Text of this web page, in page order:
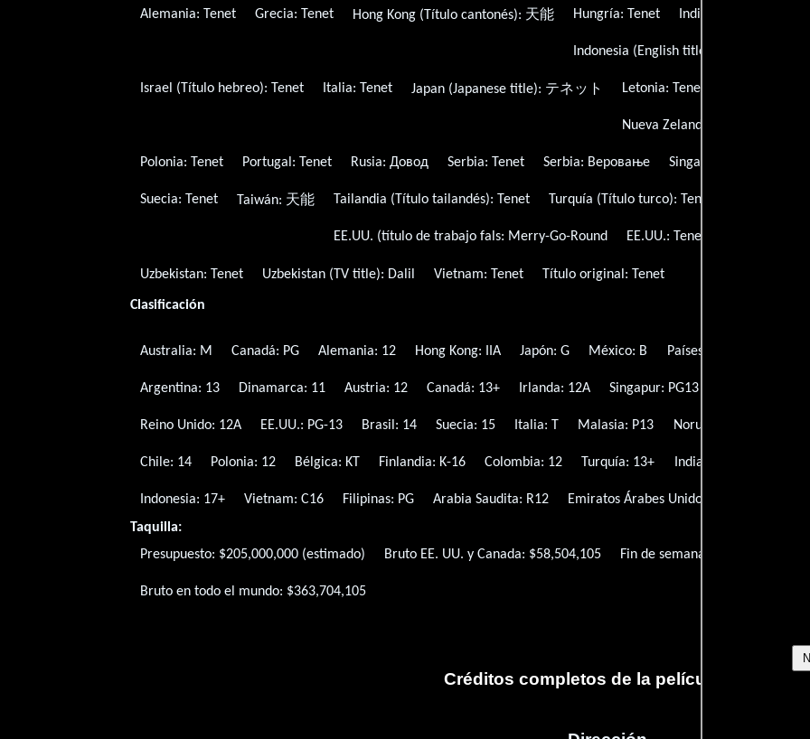
Alemania: Tenet Grecia: Tenet Hong Kong (Título cantonés): 天能 Hungría: Tenet India (Título hindi):
Indonesia (English title):
Israel (Título hebreo): Tenet Italia: Tenet Japan (Japanese title): テネット Letonia: Tenet
Nueva Zelanda (título en Inglé:
Polonia: Tenet Portugal: Tenet Rusia:Довод Serbia: Tenet Serbia: Веровање Singapur (Título Inglés):
Suecia: Tenet Taiwán: 天能 Tailandia (Título tailandés): Tenet Turquía (Título turco): Tenet
EE.UU. (título de trabajo fals: Merry-Go-Round EE.UU.: Tenet
Uzbekistan: Tenet Uzbekistan (TV title): Dalil Vietnam:Tenet Título original:Tenet
Clasificación
Australia: M Canadá: PG Alemania: 12 Hong Kong: IIA Japón: G México: B Países Bajos: 12
Argentina: 13 Dinamarca: 11 Austria: 12 Canadá: 13+ Irlanda: 12A Singapur: PG13
Reino Unido: 12A EE.UU.: PG-13 Brasil: 14 Suecia: 15 Italia: T Malasia: P13 Noruega: 12
Chile: 14 Polonia: 12 Bélgica: KT Finlandia: K-16 Colombia: 12 Turquía: 13+ India: UA
Indonesia: 17+ Vietnam: C16 Filipinas: PG Arabia Saudita: R12
Emiratos Árabes Unidos: PG-15
Taquilla:
Presupuesto: $205,000,000 (estimado)
Bruto EE. UU. y Canada: $58,504,105 Fin de semana de apertura EE.
Bruto en todo el mundo: $363,704,105
Créditos completos de la película Tenet